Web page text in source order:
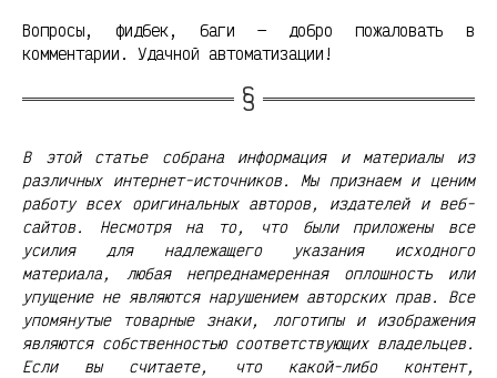
Вопросы, фидбек, баги — добро пожаловать в
комментарии. Удачной автоматизации!
В этой статье собрана информация и материалы из
различных интернет-источников. Мы признаем и ценим
работу всех оригинальных авторов, издателей и веб-
сайтов. Несмотря на то, что были приложены все
усилия для надлежащего указания исходного
материала, любая непреднамеренная оплошность или
упущение не являются нарушением авторских прав. Все
упомянутые товарные знаки, логотипы и изображения
являются собственностью соответствующих владельцев.
Если вы считаете, что какой-либо контент,